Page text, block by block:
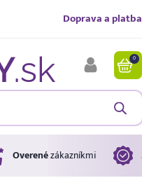
Doprava a platba
0
Overenézákazníkmi